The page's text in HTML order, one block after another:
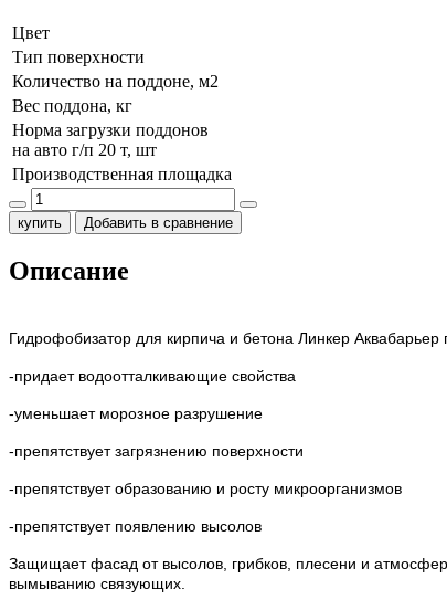
Цвет
Тип поверхности
Количество на поддоне, м2
Вес поддона, кг
Норма загрузки поддонов
на авто г/п 20 т, шт
Производственная площадка
купить Добавить в сравнение
Описание
Гидрофобизатор для кирпича и бетона Линкер
-придает водоотталкивающие свойства
-уменьшает морозное разрушение
-препятствует загрязнению поверхности
-препятствует образованию и росту микроорганизмов
-препятствует появлению высолов
Защищает фасад от высолов, грибков, плесени и
вымыванию связующих.